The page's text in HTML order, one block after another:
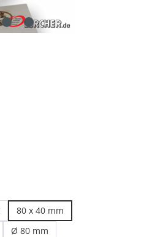
80 x 40 mm
Ø 80 mm